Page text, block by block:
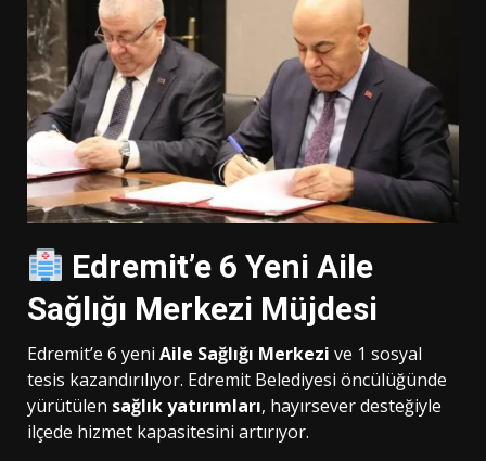
Edremit’e 6 Yeni Aile
Sağlığı Merkezi Müjdesi
Edremit’e 6 yeni Aile Sağlığı Merkezi ve 1 sosyal
tesis kazandırılıyor. Edremit Belediyesi öncülüğünde
yürütülen sağlık yatırımları, hayırsever desteğiyle
ilçede hizmet kapasitesini artırıyor.